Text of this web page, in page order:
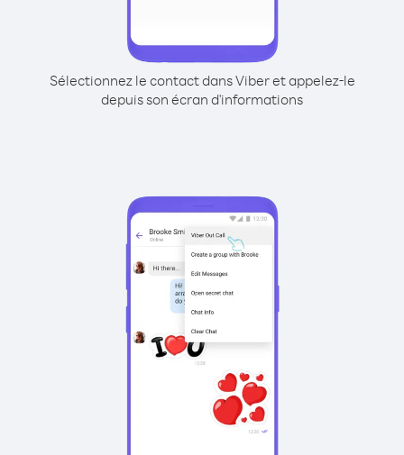
Sélectionnez le contact dans Viber et appelez-le
depuis son écran d'informations